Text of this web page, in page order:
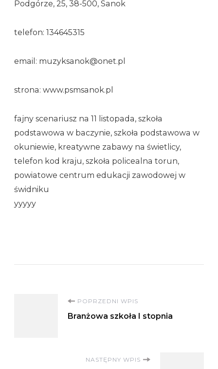
Podgórze, 25, 38-500, Sanok
telefon: 134645315
email: muzyksanok@onet.pl
strona: www.psmsanok.pl
fajny scenariusz na 11 listopada, szkoła
podstawowa w baczynie, szkoła podstawowa w
okuniewie, kreatywne zabawy na świetlicy,
telefon kod kraju, szkoła policealna torun,
powiatowe centrum edukacji zawodowej w
świdniku
yyyyy
Nawigacja
POPRZEDNI WPIS
Branżowa szkoła I stopnia
NASTĘPNY WPIS